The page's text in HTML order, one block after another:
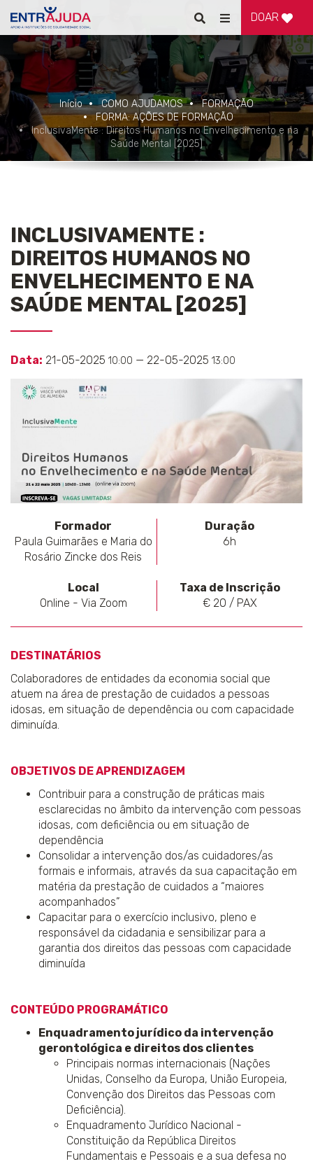
Pesquisar
Alternar
de
navegação
DOAR
Início COMO AJUDAMOS
FORMAÇÃO
FORMA: AÇÕES DE FORMAÇÃO
InclusivaMente : Direitos Humanos no Envelhecimento e na
Saúde Mental [2025]
INCLUSIVAMENTE :
DIREITOS HUMANOS NO
ENVELHECIMENTO E NA
SAÚDE MENTAL [2025]
Data: 21-05-2025 10:00 — 22-05-2025 13:00
Formador
Paula Guimarães e Maria do
Rosário Zincke dos Reis
Duração
6h
Local
Online - Via Zoom
Taxa de Inscrição
€ 20 / PAX
DESTINATÁRIOS
Colaboradores de entidades da economia social que
atuem na área de prestação de cuidados a pessoas
idosas, em situação de dependência ou com capacidade
diminuída.
OBJETIVOS DE APRENDIZAGEM
Contribuir para a construção de práticas mais
esclarecidas no âmbito da intervenção com pessoas
idosas, com deficiência ou em situação de
dependência
Consolidar a intervenção dos/as cuidadores/as
formais e informais, através da sua capacitação em
matéria da prestação de cuidados a “maiores
acompanhados”
Capacitar para o exercício inclusivo, pleno e
responsável da cidadania e sensibilizar para a
garantia dos direitos das pessoas com capacidade
diminuída
CONTEÚDO PROGRAMÁTICO​
Enquadramento jurídico da intervenção
gerontológica e direitos dos clientes
Principais normas internacionais (Nações
Unidas, Conselho da Europa, União Europeia,
Convenção dos Direitos das Pessoas com
Deficiência).
Enquadramento Jurídico Nacional -
Constituição da República Direitos
Fundamentais e Pessoais e a sua defesa no